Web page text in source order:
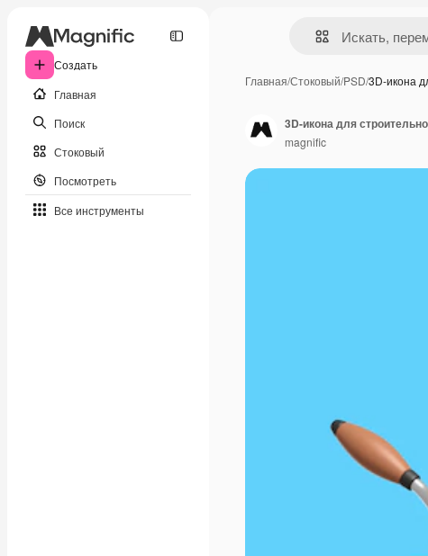
Создать
Главная
Поиск
Стоковый
Посмотреть
Все инструменты
Главная/Стоковый/PSD/3D-икона
3D-икона для
magnific